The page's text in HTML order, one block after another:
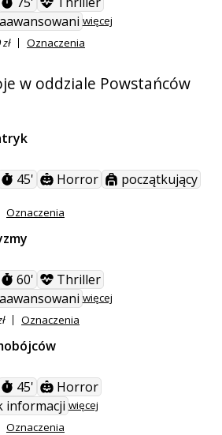
więcej
Oznaczenia
w oddziale Powstańców
45' Horror początkujący
Oznaczenia
60'
Thriller
więcej
Oznaczenia
45'
Horror
informacji więcej
Oznaczenia